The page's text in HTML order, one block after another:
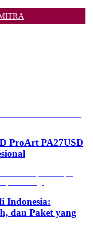
ProArt PA27USD
Indonesia:
dan Paket yang